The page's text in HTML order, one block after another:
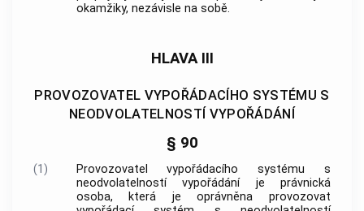
okamžiky, nezávisle na sobě.
HLAVA III
PROVOZOVATEL VYPOŘÁDACÍHO SYSTÉMU S
NEODVOLATELNOSTÍ VYPOŘÁDÁNÍ
§ 90
(1)
Provozovatel vypořádacího systému s
neodvolatelností vypořádání je právnická
osoba, která je oprávněna provozovat